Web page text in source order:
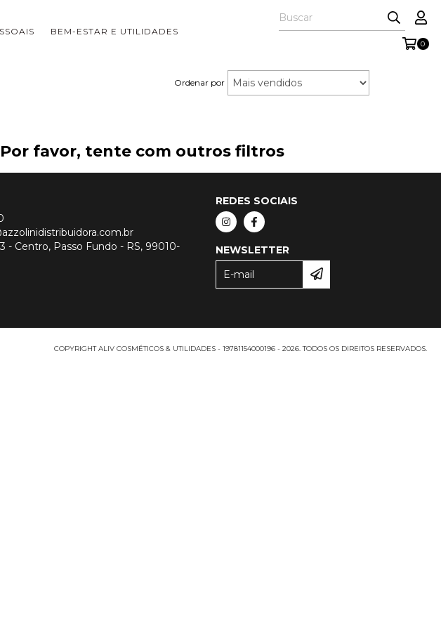
BEM-ESTAR E UTILIDADES
0
Ordenar por
favor, tente com outros filtros
- Centro, Passo Fundo - RS, 99010-
REDES SOCIAIS
NEWSLETTER
COPYRIGHT ALIV COSMÉTICOS & UTILIDADES - 19781154000196 - 2026. TODOS OS DIREITOS RESERVADOS.